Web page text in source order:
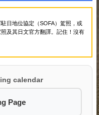
日地位協定（SOFA）駕照，或
及其日文官方翻譯。記住！沒有
calendar
Page